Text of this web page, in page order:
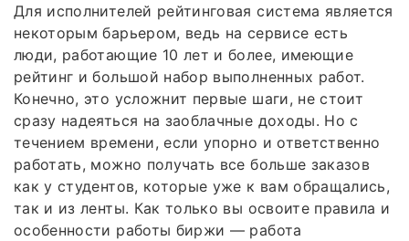
Для исполнителей рейтинговая система является
некоторым барьером, ведь на сервисе есть
люди, работающие 10 лет и более, имеющие
рейтинг и большой набор выполненных работ.
Конечно, это усложнит первые шаги, не стоит
сразу надеяться на заоблачные доходы. Но с
течением времени, если упорно и ответственно
работать, можно получать все больше заказов
как у студентов, которые уже к вам обращались,
так и из ленты. Как только вы освоите правила и
особенности работы биржи — работа